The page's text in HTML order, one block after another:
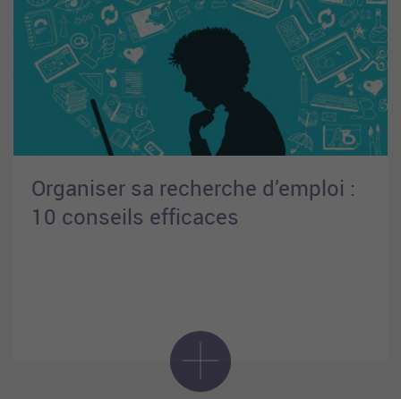
Organiser sa recherche d’emploi :
10 conseils efficaces